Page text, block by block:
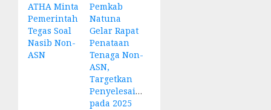
ATHA Minta
Pemerintah
Tegas Soal
Nasib Non-
ASN
Pemkab
Natuna
Gelar Rapat
Penataan
Tenaga Non-
ASN,
Targetkan
Penyelesaian
pada 2025